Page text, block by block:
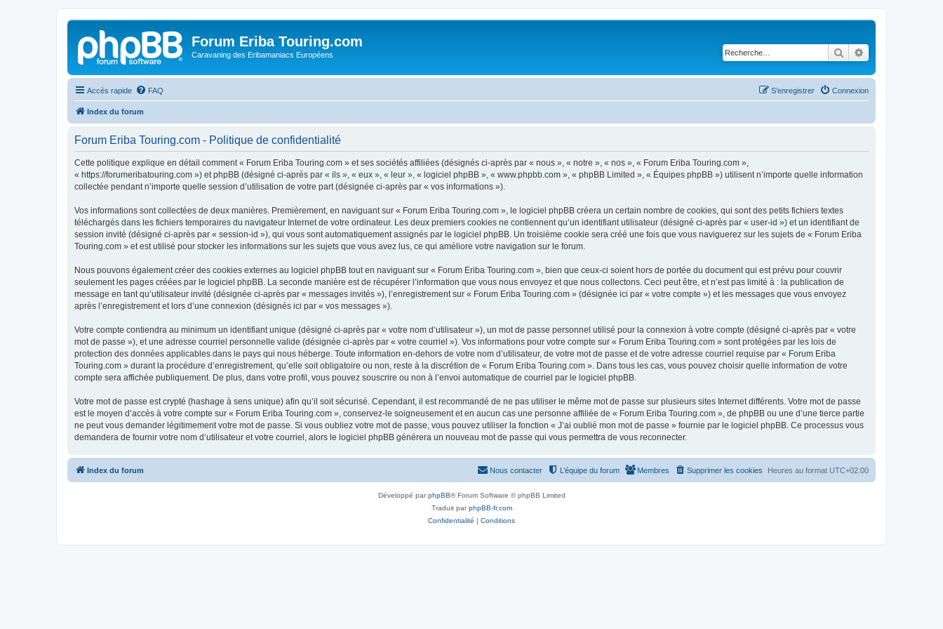
Forum Eriba Touring.com
Caravaning des Eribamaniacs Européens Rechercher
Accès rapide FAQ Connexion
S’enregistrer
Index du forum
Forum Eriba Touring.com - Politique de confidentialité
Cette politique explique en détail comment « Forum Eriba Touring.com » et ses sociétés affiliées (désignés ci-après par « nous », « notre », « nos », « Forum Eriba Touring.com »,
« https://forumeribatouring.com ») et phpBB (désigné ci-après par « ils », « eux », « leur », « logiciel phpBB », « www.phpbb.com », « phpBB Limited », « Équipes phpBB ») utilisent n’importe quelle information
collectée pendant n’importe quelle session d’utilisation de votre part (désignée ci-après par « vos informations »).
Vos informations sont collectées de deux manières. Premièrement, en naviguant sur « Forum Eriba Touring.com », le logiciel phpBB créera un certain nombre de cookies, qui sont des petits fichiers textes
téléchargés dans les fichiers temporaires du navigateur Internet de votre ordinateur. Les deux premiers cookies ne contiennent qu’un identifiant utilisateur (désigné ci-après par « user-id ») et un identifiant de
session invité (désigné ci-après par « session-id »), qui vous sont automatiquement assignés par le logiciel phpBB. Un troisième cookie sera créé une fois que vous naviguerez sur les sujets de « Forum Eriba
Touring.com » et est utilisé pour stocker les informations sur les sujets que vous avez lus, ce qui améliore votre navigation sur le forum.
Nous pouvons également créer des cookies externes au logiciel phpBB tout en naviguant sur « Forum Eriba Touring.com », bien que ceux-ci soient hors de portée du document qui est prévu pour couvrir
seulement les pages créées par le logiciel phpBB. La seconde manière est de récupérer l’information que vous nous envoyez et que nous collectons. Ceci peut être, et n’est pas limité à : la publication de
message en tant qu’utilisateur invité (désignée ci-après par « messages invités »), l’enregistrement sur « Forum Eriba Touring.com » (désignée ici par « votre compte ») et les messages que vous envoyez
après l’enregistrement et lors d’une connexion (désignés ici par « vos messages »).
Votre compte contiendra au minimum un identifiant unique (désigné ci-après par « votre nom d’utilisateur »), un mot de passe personnel utilisé pour la connexion à votre compte (désigné ci-après par « votre
mot de passe »), et une adresse courriel personnelle valide (désignée ci-après par « votre courriel »). Vos informations pour votre compte sur « Forum Eriba Touring.com » sont protégées par les lois de
protection des données applicables dans le pays qui nous héberge. Toute information en-dehors de votre nom d’utilisateur, de votre mot de passe et de votre adresse courriel requise par « Forum Eriba
Touring.com » durant la procédure d’enregistrement, qu’elle soit obligatoire ou non, reste à la discrétion de « Forum Eriba Touring.com ». Dans tous les cas, vous pouvez choisir quelle information de votre
compte sera affichée publiquement. De plus, dans votre profil, vous pouvez souscrire ou non à l’envoi automatique de courriel par le logiciel phpBB.
Votre mot de passe est crypté (hashage à sens unique) afin qu’il soit sécurisé. Cependant, il est recommandé de ne pas utiliser le même mot de passe sur plusieurs sites Internet différents. Votre mot de passe
est le moyen d’accès à votre compte sur « Forum Eriba Touring.com », conservez-le soigneusement et en aucun cas une personne affiliée de « Forum Eriba Touring.com », de phpBB ou une d’une tierce partie
ne peut vous demander légitimement votre mot de passe. Si vous oubliez votre mot de passe, vous pouvez utiliser la fonction « J’ai oublié mon mot de passe » fournie par le logiciel phpBB. Ce processus vous
demandera de fournir votre nom d’utilisateur et votre courriel, alors le logiciel phpBB générera un nouveau mot de passe qui vous permettra de vous reconnecter.
Index du forum Heures au format UTC+02:00
Supprimer les cookies
Membres
L’équipe du forum
Nous contacter
Développé parphpBB® Forum Software © phpBB Limited
Traduit parphpBB-fr.com
Confidentialité | Conditions